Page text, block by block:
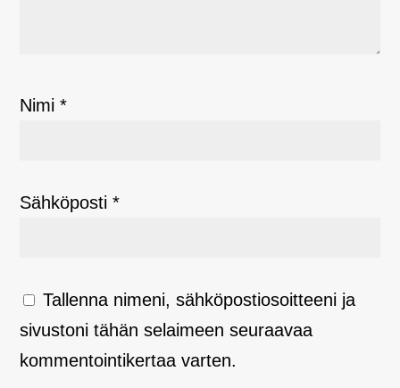
Nimi*
Sähköposti*
Tallenna nimeni, sähköpostiosoitteeni ja
sivustoni tähän selaimeen seuraavaa
kommentointikertaa varten.